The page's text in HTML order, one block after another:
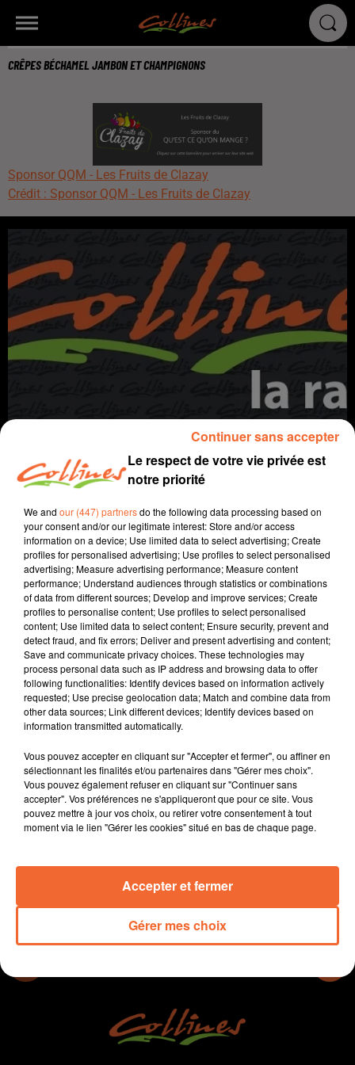
CRÊPES BÉCHAMEL JAMBON ET CHAMPIGNONS
Sponsor QQM - Les Fruits de Clazay
Crédit : Sponsor QQM - Les Fruits de Clazay
recette cuisine
7 février 2026 - 4 min 22 sec
CRÊPES BÉCHAMEL JAMBON ET CHAMPIGNONS
Qu'est-ce qu'on mange ?
Recette présentée par Hélène et Jacqueline.
Le respect de votre vie privée est
notre priorité
We and our (447) partnersdo the following data processing based on
your consent and/or our legitimate interest: Store and/or access
information on a device; Use limited data to select advertising; Create
profiles for personalised advertising; Use profiles to select personalised
advertising; Measure advertising performance; Measure content
performance; Understand audiences through statistics or combinations
of data from different sources; Develop and improve services; Create
profiles to personalise content; Use profiles to select personalised
content; Use limited data to select content; Ensure security, prevent and
detect fraud, and fix errors; Deliver and present advertising and content;
Save and communicate privacy choices. These technologies may
process personal data such as IP address and browsing data to offer
following functionalities: Identify devices based on information actively
requested; Use precise geolocation data; Match and combine data from
other data sources; Link different devices; Identify devices based on
information transmitted automatically.
Vous pouvez accepter en cliquant sur "Accepter et fermer", ou affiner en
sélectionnant les finalités et/ou partenaires dans "Gérer mes choix".
Vous pouvez également refuser en cliquant sur "Continuer sans
accepter". Vos préférences ne s'appliqueront que pour ce site. Vous
pouvez mettre à jour vos choix, ou retirer votre consentement à tout
moment via le lien "Gérer les cookies" situé en bas de chaque page.
Gérer mes choix
Accepter et fermer
Continuer sans accepter